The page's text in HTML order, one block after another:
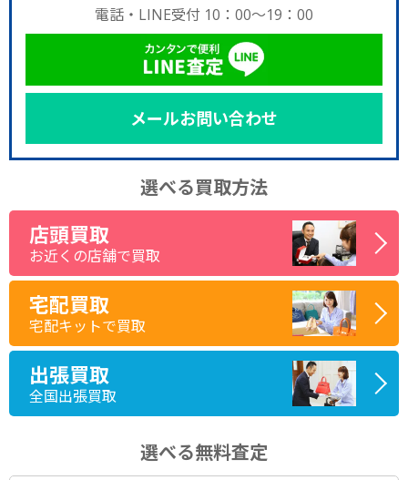
電話・LINE受付 10：00～19：00
メールお問い合わせ
選べる買取方法
店頭買取
お近くの店舗で買取
宅配買取
宅配キットで買取
出張買取
全国出張買取
選べる無料査定